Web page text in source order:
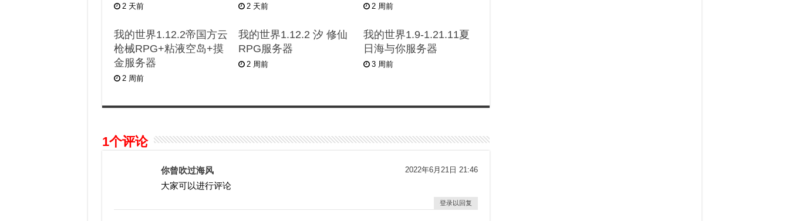
2 天前 2 天前 2 周前
我的世界1.12.2帝国方云
枪械RPG+粘液空岛+摸
金服务器
2 周前
我的世界1.12.2 汐 修仙
RPG服务器
2 周前
我的世界1.9-1.21.11夏
日海与你服务器
3 周前
1个评论
你曾吹过海风 2022年6月21日 21:46
大家可以进行评论
登录以回复